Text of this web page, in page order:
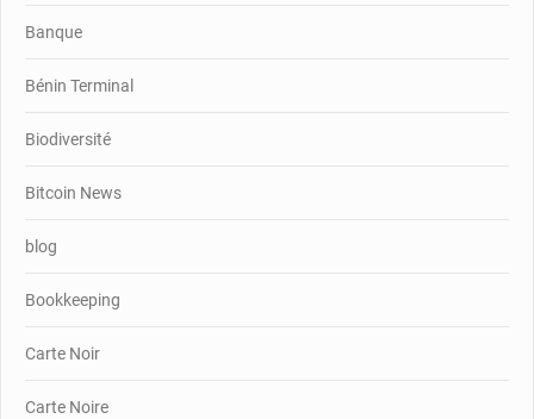
Banque
Bénin Terminal
Biodiversité
Bitcoin News
blog
Bookkeeping
Carte Noir
Carte Noire